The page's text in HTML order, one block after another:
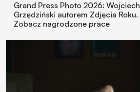
Grand Press Photo 2026: Wojciech
Grzędziński autorem Zdjęcia Roku.
Zobacz nagrodzone prace